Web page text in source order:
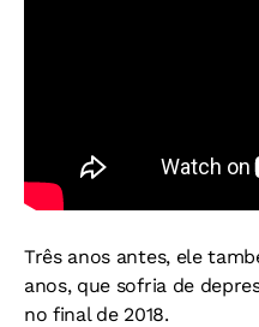
Três anos antes, ele
anos, que sofria de
no final de 2018.